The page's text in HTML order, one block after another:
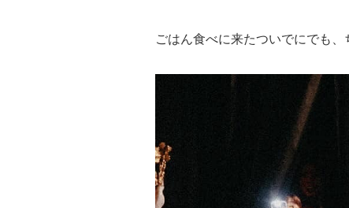
ごはん食べに来たついでにでも、